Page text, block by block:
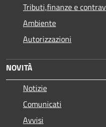
Tributi,finanze e
Ambiente
Autorizzazioni
NOVITÀ
Notizie
Comunicati
Avvisi